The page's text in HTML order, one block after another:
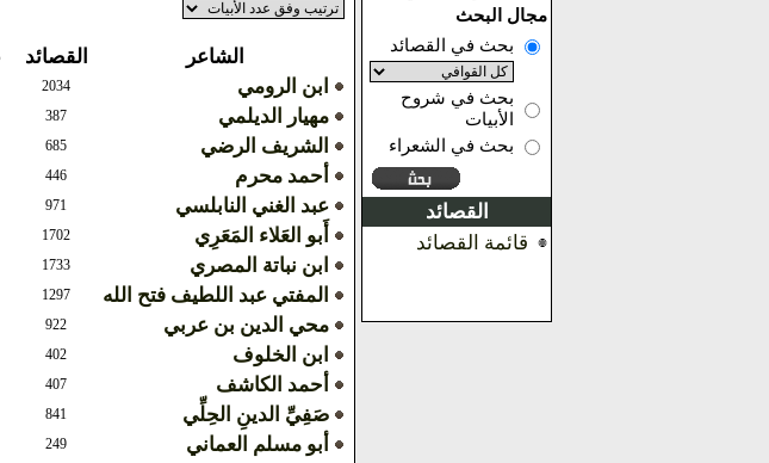
مجال البحث
بحث في القصائد
بحث في شروح
الأبيات
بحث في الشعراء
القصائد
قائمة القصائد
الشاعر القصائد
ابن الرومي
2034
مهيار الديلمي 387
الشريف الرضي 685
أحمد محرم 446
عبد الغني النابلسي 971
أَبو العَلاء المَعَرِي 1702
ابن نباتة المصري 1733
المفتي عبد اللطيف فتح الله 1297
محي الدين بن عربي 922
ابن الخلوف 402
أحمد الكاشف 407
صَفِيِّ الدينِ الحِلِّي 841
أبو مسلم العماني 249